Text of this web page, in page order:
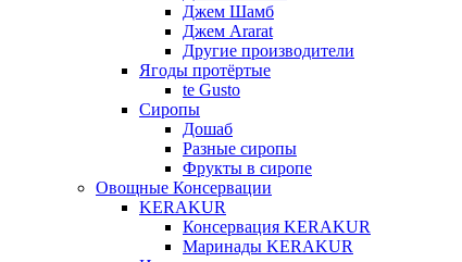
Джем Шамб
Джем Ararat
Другие производители
Ягоды протёртые
te Gusto
Сиропы
Дошаб
Разные сиропы
Фрукты в сиропе
Овощные Консервации
KERAKUR
Консервация KERAKUR
Маринады KERAKUR